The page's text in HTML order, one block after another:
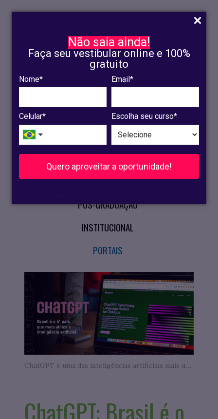
Não saia ainda!
Faça seu vestibular online e 100%
gratuito
Nome* Email*
Celular* Escolha seu curso*
Quero aproveitar a oportunidade!
.
INSCRIÇÃO
OLINDA
RECIFE
VESTIBULAR
CURSOS PRESENCIAIS
PÓS-GRADUAÇÃO
INSTITUCIONAL
PORTAIS
ChatGPT é uma das inteligências artificiais mais utilizadas no mundo - Fonte: Unsplash
ChatGPT: Brasil é o